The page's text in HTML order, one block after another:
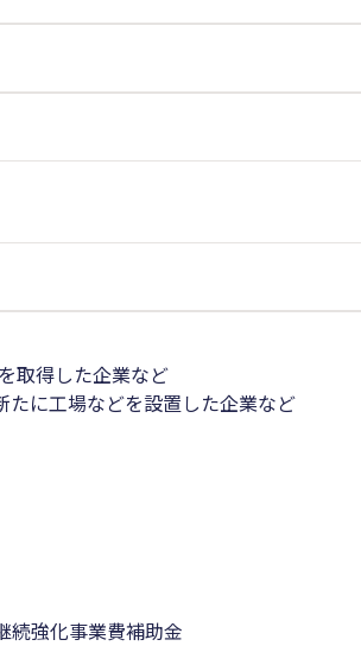
取得した企業など
に工場などを設置した企業など
続強化事業費補助金